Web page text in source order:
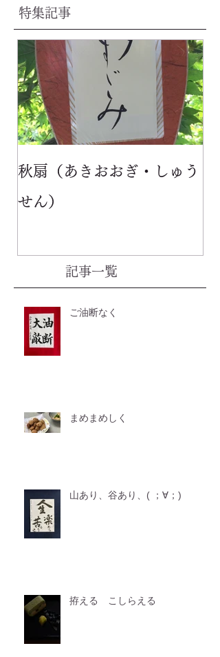
特集記事
秋扇（あきおおぎ・しゅう
せん）
記事一覧
ご油断なく
まめまめしく
山あり、谷あり、( ；∀；)
拵える こしらえる